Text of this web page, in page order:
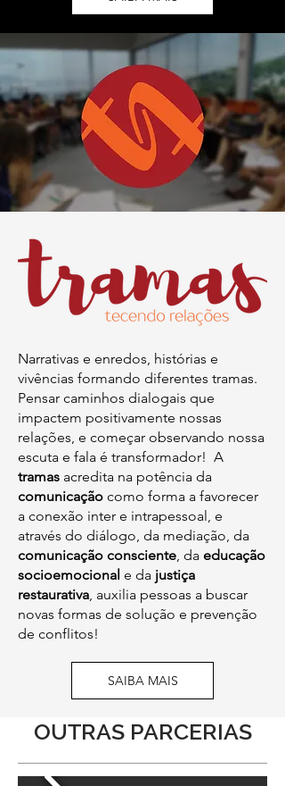
Narrativas e enredos, histórias e
vivências formando diferentes tramas.
Pensar caminhos dialogais que
impactem positivamente nossas
relações, e começar observando nossa
escuta e fala é transformador! A
tramas acredita na potência da
comunicação como forma a favorecer
a conexão inter e intrapessoal, e
através do diálogo, da mediação, da
comunicação consciente, da educação
socioemocional e da justiça
restaurativa, auxilia pessoas a buscar
novas formas de solução e prevenção
de conflitos!
SAIBA MAIS
OUTRAS PARCERIAS